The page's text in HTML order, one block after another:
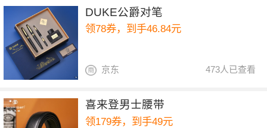
DUKE公爵对笔
领78券，到手46.84元
473人已查看
京东
喜来登男士腰带
领179券，到手49元